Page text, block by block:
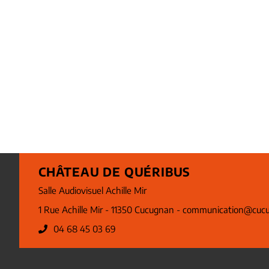
CHÂTEAU DE QUÉRIBUS
Salle Audiovisuel Achille Mir
1 Rue Achille Mir - 11350 Cucugnan -
04 68 45 03 69